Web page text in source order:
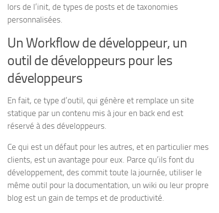
lors de l’init, de types de posts et de taxonomies
personnalisées.
Un Workflow de développeur, un
outil de développeurs pour les
développeurs
En fait, ce type d’outil, qui génère et remplace un site
statique par un contenu mis à jour en back end est
réservé à des développeurs.
Ce qui est un défaut pour les autres, et en particulier mes
clients, est un avantage pour eux. Parce qu’ils font du
développement, des commit toute la journée, utiliser le
même outil pour la documentation, un wiki ou leur propre
blog est un gain de temps et de productivité.